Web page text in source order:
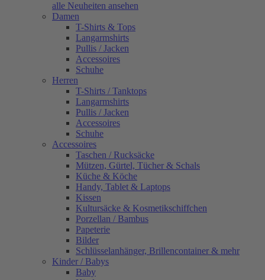
alle Neuheiten ansehen
Damen
T-Shirts & Tops
Langarmshirts
Pullis / Jacken
Accessoires
Schuhe
Herren
T-Shirts / Tanktops
Langarmshirts
Pullis / Jacken
Accessoires
Schuhe
Accessoires
Taschen / Rucksäcke
Mützen, Gürtel, Tücher & Schals
Küche & Köche
Handy, Tablet & Laptops
Kissen
Kultursäcke & Kosmetikschiffchen
Porzellan / Bambus
Papeterie
Bilder
Schlüsselanhänger, Brillencontainer & mehr
Kinder / Babys
Baby